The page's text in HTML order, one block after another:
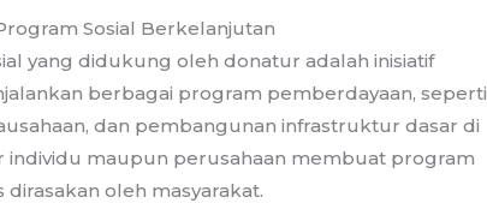
Sosial Berkelanjutan
yang didukung oleh donatur adalah inisiatif
berbagai program pemberdayaan, seperti
dan pembangunan infrastruktur dasar di
maupun perusahaan membuat program
oleh masyarakat.